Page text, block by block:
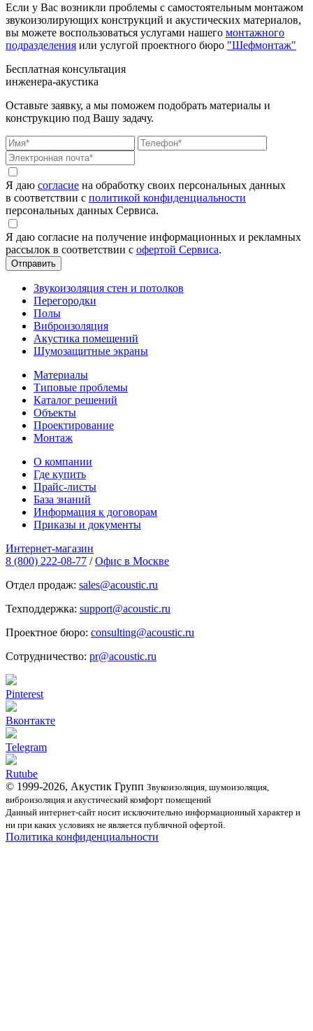
Если у Вас возникли проблемы с самостоятельным монтажом
звукоизолирующих конструкций и акустических материалов,
вы можете воспользоваться услугами нашего монтажного
подразделения или услугой проектного бюро "Шефмонтаж"
Бесплатная консультация
инженера-акустика
Оставьте заявку, а мы поможем подобрать материалы и
конструкцию под Вашу задачу.
Я даю согласие на обработку своих персональных данных
в соответствии с политикой конфиденциальности
персональных данных Сервиса.
Я даю согласие на получение информационных и рекламных
рассылок в соответствии с офертой Сервиса.
Звукоизоляция стен и потолков
Перегородки
Полы
Виброизоляция
Акустика помещений
Шумозащитные экраны
Материалы
Типовые проблемы
Каталог решений
Объекты
Проектирование
Монтаж
О компании
Где купить
Прайс-листы
База знаний
Информация к договорам
Приказы и документы
Интернет-магазин
8 (800) 222-08-77 / Офис в Москве
Отдел продаж: sales@acoustic.ru
Техподдержка: support@acoustic.ru
Проектное бюро: consulting@acoustic.ru
Сотрудничество: pr@acoustic.ru
Pinterest
Вконтакте
Telegram
Rutube
© 1999-2026, Акустик Групп Звукоизоляция, шумоизоляция,
виброизоляция и акустический комфорт помещений
Данный интернет-сайт носит исключительно информационный характер и
ни при каких условиях не является публичной офертой.
Политика конфиденциальности